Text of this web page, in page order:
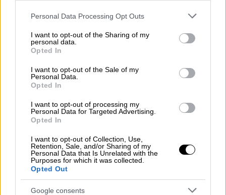
Please note that this website/app uses one or more Google
not limited to your visit or usage behaviour. You may click to
grant or deny consent to Google and its third-party tags to
use your data for below specified purposes in below Google
consent section.
Personal Data Processing Opt Outs
I want to opt-out of the Sharing of my
personal data.
Opted In
I want to opt-out of the Sale of my
Personal Data.
Opted In
I want to opt-out of processing my
Personal Data for Targeted Advertising.
Opted In
I want to opt-out of Collection, Use,
Retention, Sale, and/or Sharing of my
Personal Data that Is Unrelated with the
Purposes for which it was collected.
Opted Out
Google consents
εμφανιζόταν.
ΔΙΑΒΑΣΤΕ ΕΠΙΣΗΣ
Lifestyle|27.10.2025 15:56
Ο Κώστας Δόξας κατέθεσε μήνυση
η κόρη τους δε φορούσε κράνος
Η ίδια, ωστόσο,αντέδρασε με χαμόγελο και
ψυχραιμία , αποφεύγοντας να δώσει συνέχεια
στο θέμα. «Είμαι μια χαρά, ψυχούλα μου!